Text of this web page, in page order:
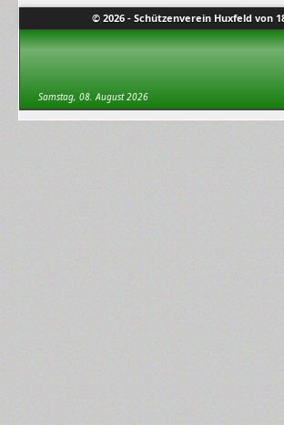
© 2026 - Schützenverein Huxfeld von
Samstag, 08. August 2026